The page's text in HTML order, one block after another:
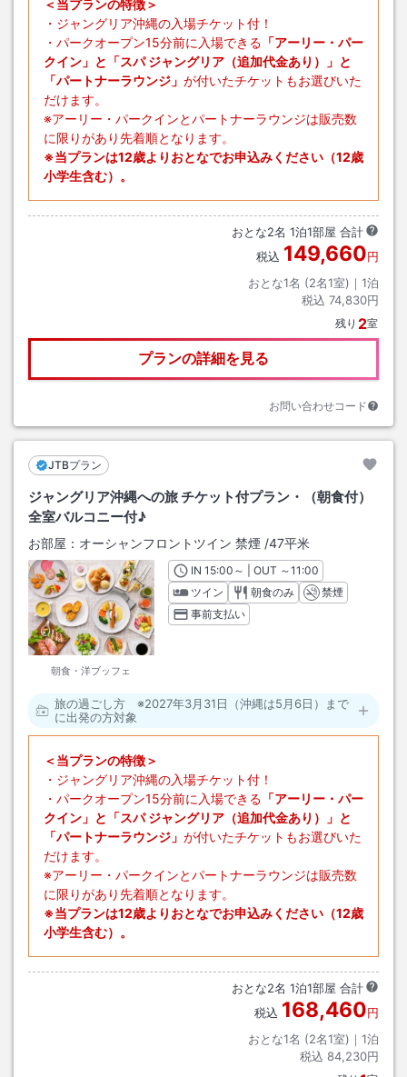
＜当プランの特徴＞
・ジャングリア沖縄の入場チケット付！
・パークオープン15分前に入場できる 「アーリー・パー
クイン」と「スパ ジャングリア（追加代金あり）」と
「パートナーラウンジ」 が付いたチケットもお選びいた
だけます。
※アーリー・パークインとパートナーラウンジは販売数
に限りがあり先着順となります。
※当プランは12歳よりおとなでお申込みください（12歳
小学生含む）。
おとな2名 1泊1部屋 合計
税込 149,660円
おとな1名 (2名1室)｜ 1泊
税込 74,830円
残り 2室
プランの詳細を見る
お問い合わせコード
JTBプラン
ジャングリア沖縄への旅 チケット付プラン・（朝食付）
全室バルコニー付♪
お部屋： オーシャンフロントツイン 禁煙 /47平米
朝食・洋ブッフェ
INチェックイン
15:00 ～ | OUT チェックアウト
～11:00
ツイン
朝食のみ
禁煙
事前支払い
旅の過ごし方 ※2027年3月31日（沖縄は5月6日）まで
に出発の方対象
＜当プランの特徴＞
・ジャングリア沖縄の入場チケット付！
・パークオープン15分前に入場できる 「アーリー・パー
クイン」と「スパ ジャングリア（追加代金あり）」と
「パートナーラウンジ」 が付いたチケットもお選びいた
だけます。
※アーリー・パークインとパートナーラウンジは販売数
に限りがあり先着順となります。
※当プランは12歳よりおとなでお申込みください（12歳
小学生含む）。
おとな2名 1泊1部屋 合計
税込 168,460円
おとな1名 (2名1室)｜ 1泊
税込 84,230円